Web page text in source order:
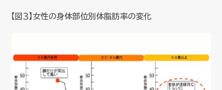
【図３】女性の身体部位別体脂肪率の変化